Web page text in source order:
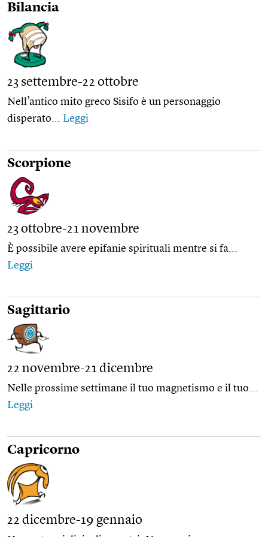
Bilancia
23 settembre-22 ottobre
Nell’antico mito greco Sisifo è un personaggio
disperato... Leggi
Scorpione
23 ottobre-21 novembre
È possibile avere epifanie spirituali mentre si fa...
Leggi
Sagittario
22 novembre-21 dicembre
Nelle prossime settimane il tuo magnetismo e il tuo...
Leggi
Capricorno
22 dicembre-19 gennaio